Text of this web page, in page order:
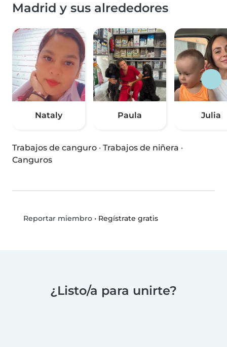
Madrid y sus alrededores
Nataly Paula Julia
Trabajos de canguro · Trabajos de niñera ·
Canguros
Reportar miembro• Regístrate gratis
¿Listo/a para unirte?